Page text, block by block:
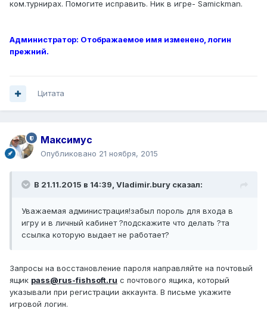
ком.турнирах. Помогите исправить. Ник в игре- Samickman.
Администратор: Отображаемое имя изменено, логин
прежний.
Цитата
Максимус
Опубликовано 21 ноября, 2015
В 21.11.2015 в 14:39, Vladimir.bury сказал:
Уважаемая администрация!забыл пороль для входа в
игру и в личный кабинет ?подскажите что делать ?та
ссылка которую выдает не работает?
Запросы на восстановление пароля направляйте на почтовый
ящик pass@rus-fishsoft.ru с почтового ящика, который
указывали при регистрации аккаунта. В письме укажите
игровой логин.